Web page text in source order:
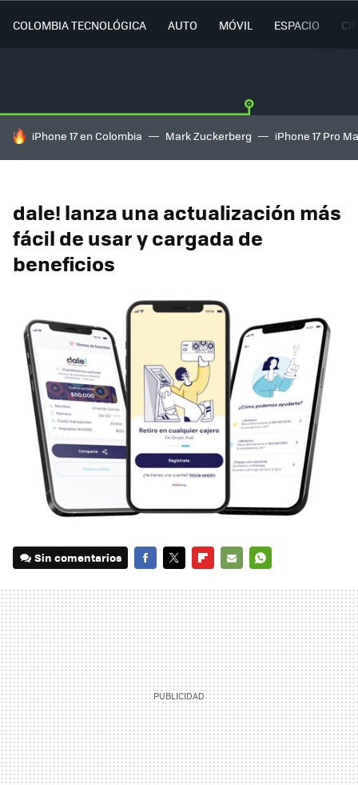
COLOMBIA TECNOLÓGICA AUTO MÓVIL ESPACIO
HOY SE HABLA DE
iPhone 17 en Colombia Mark Zuckerberg iPhone 17 Pro
dale! lanza una actualización más
fácil de usar y cargada de
beneficios
Sin comentarios
MAIL